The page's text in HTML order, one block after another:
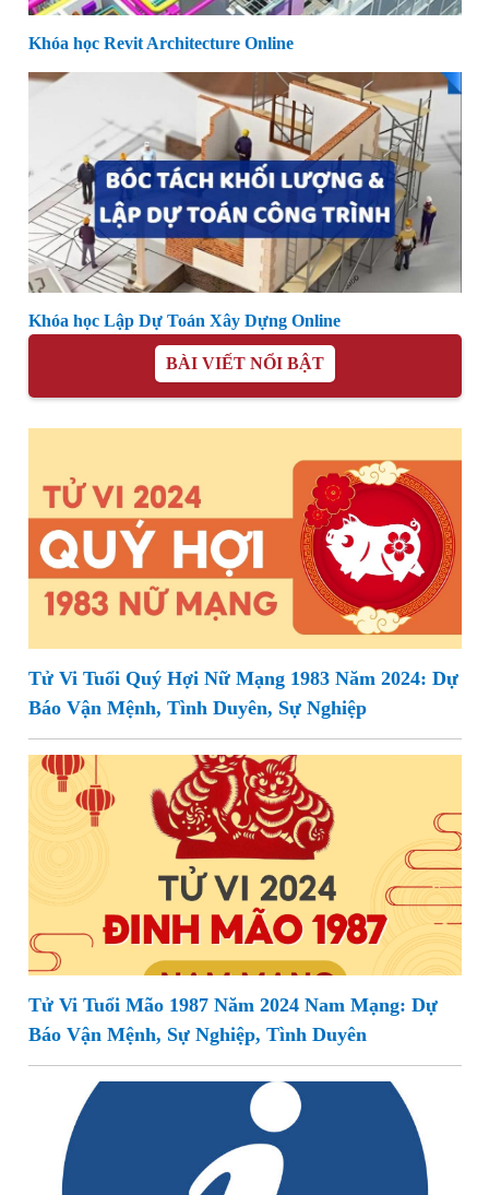
Khóa học Revit Architecture Online
Khóa học Lập Dự Toán Xây Dựng Online
BÀI VIẾT NỔI BẬT
Tử Vi Tuổi Quý Hợi Nữ Mạng 1983 Năm 2024: Dự
Báo Vận Mệnh, Tình Duyên, Sự Nghiệp
Tử Vi Tuổi Mão 1987 Năm 2024 Nam Mạng: Dự
Báo Vận Mệnh, Sự Nghiệp, Tình Duyên